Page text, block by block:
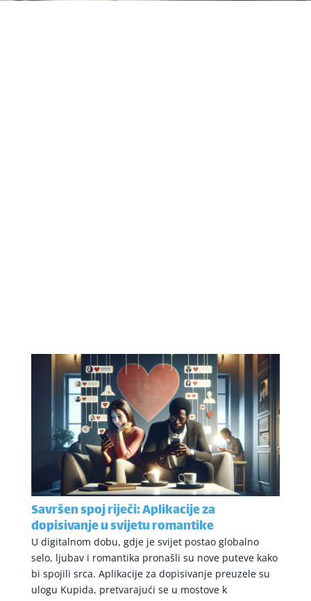
Savršen spoj riječi: Aplikacije za
dopisivanje u svijetu romantike
U digitalnom dobu, gdje je svijet postao globalno
selo, ljubav i romantika pronašli su nove puteve kako
bi spojili srca. Aplikacije za dopisivanje preuzele su
ulogu Kupida, pretvarajući se u mostove k